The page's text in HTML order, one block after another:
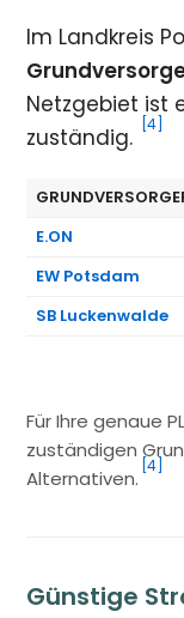
Im Landkreis
Netzgebiet ist
zuständig.
[4]
E.ON
EW Potsdam
SB Luckenwalde
Für Ihre genaue
zuständigen
Alternativen.
[4]
Günstige